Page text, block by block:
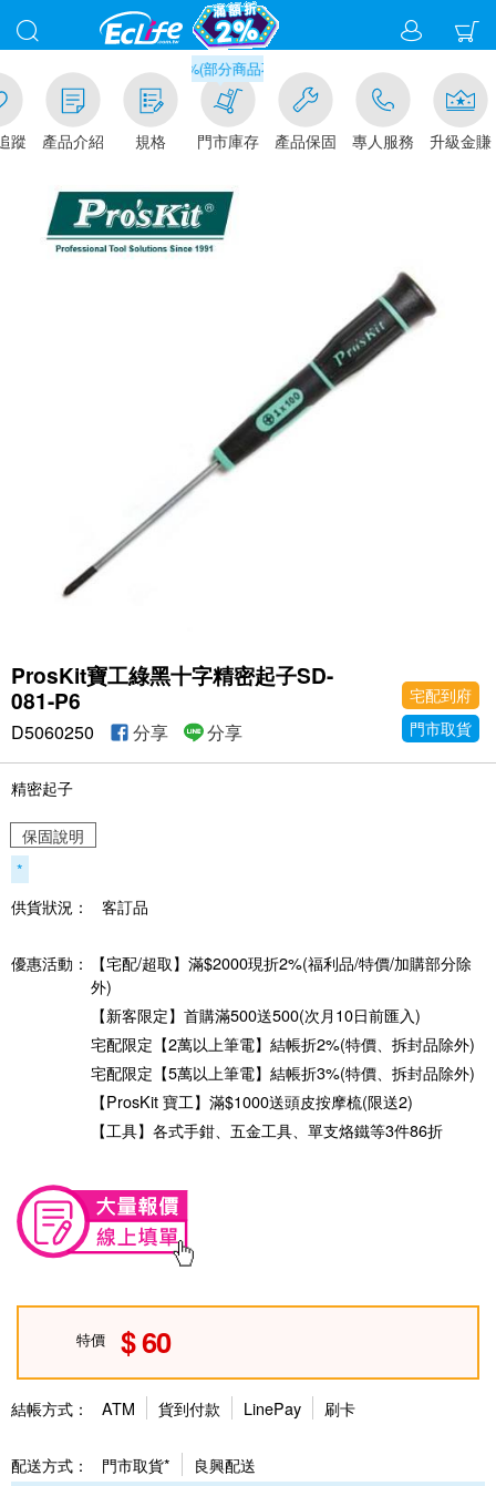
蹤 產品介紹 規格
滿千元門市取貨現折1%(部分商品不適用)-請點我看
門市庫存 產品保固 專人服務 升級金賺
ProsKit寶工綠黑十字精密起子SD-
081-P6
宅配到府
門市取貨
D5060250 分享 分享
精密起子
保固說明
*
供貨狀況：
客訂品
優惠活動：
【宅配/超取】滿$2000現折2%(福利品/特價/加購部分除
外)
【新客限定】首購滿500送500(次月10日前匯入)
宅配限定【2萬以上筆電】結帳折2%(特價、拆封品除外)
宅配限定【5萬以上筆電】結帳折3%(特價、拆封品除外)
【ProsKit 寶工】滿$1000送頭皮按摩梳(限送2)
【工具】各式手鉗、五金工具、單支烙鐵等3件86折
特價 60
結帳方式： ATM 貨到付款 LinePay 刷卡
配送方式： 門市取貨*
良興配送